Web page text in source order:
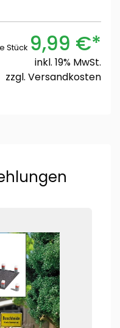
Stück 9,99 €*
inkl. 19% MwSt.
zzgl. Versandkosten